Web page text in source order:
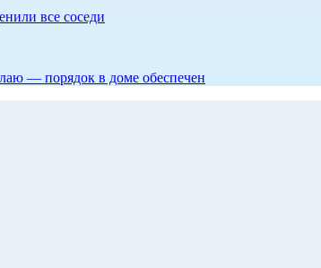
все соседи
— порядок в доме обеспечен